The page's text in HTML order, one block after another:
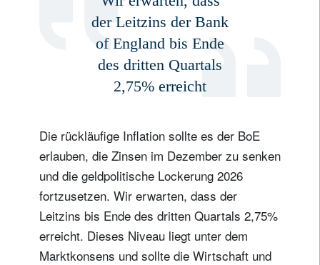
der Leitzins der Bank
of England bis Ende
des dritten Quartals
2,75% erreicht
Die rückläufige Inflation sollte es der BoE
erlauben, die Zinsen im Dezember zu senken
und die geldpolitische Lockerung 2026
fortzusetzen. Wir erwarten, dass der
Leitzins bis Ende des dritten Quartals 2,75%
erreicht. Dieses Niveau liegt unter dem
Marktkonsens und sollte die Wirtschaft und
Ihre Informationen werden in Übereinstimmung
mit unsererDatenschutzerklärung verwendet
registrieren